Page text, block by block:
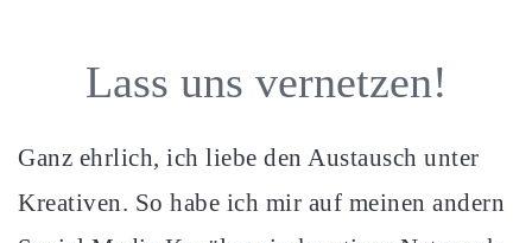
Lass uns vernetzen!
Ganz ehrlich, ich liebe den Austausch unter
Kreativen. So habe ich mir auf meinen andern